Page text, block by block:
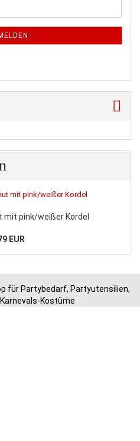
mit pink/weißer Kordel
EUR
für Partybedarf, Partyutensilien,
Kostüme